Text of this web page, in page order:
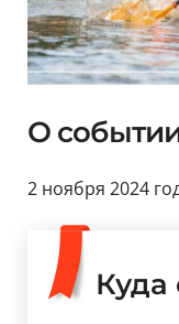
О
2 ноября 2024
Куда